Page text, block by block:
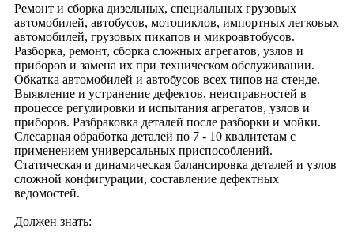
Ремонт и сборка дизельных, специальных грузовых
автомобилей, автобусов, мотоциклов, импортных легковых
автомобилей, грузовых пикапов и микроавтобусов.
Разборка, ремонт, сборка сложных агрегатов, узлов и
приборов и замена их при техническом обслуживании.
Обкатка автомобилей и автобусов всех типов на стенде.
Выявление и устранение дефектов, неисправностей в
процессе регулировки и испытания агрегатов, узлов и
приборов. Разбраковка деталей после разборки и мойки.
Слесарная обработка деталей по 7 - 10 квалитетам с
применением универсальных приспособлений.
Статическая и динамическая балансировка деталей и узлов
сложной конфигурации, составление дефектных
ведомостей.
Должен знать: